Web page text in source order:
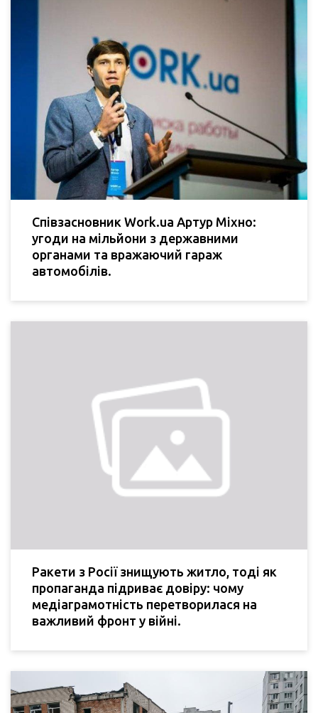
Співзасновник Work.ua Артур Міхно:
угоди на мільйони з державними
органами та вражаючий гараж
автомобілів.
Ракети з Росії знищують житло, тоді як
пропаганда підриває довіру: чому
медіаграмотність перетворилася на
важливий фронт у війні.